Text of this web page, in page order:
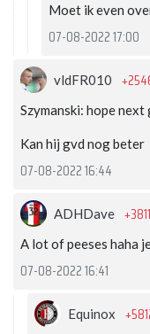
Moet ik even
07-08-2022 17:00
vldFR010
Szymanski: hope
Kan hij gvd nog beter
07-08-2022 16:44
ADHDave +3811
A lot of peeses haha
07-08-2022 16:41
Equinox